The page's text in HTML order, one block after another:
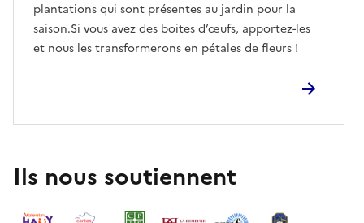
plantations qui sont présentes au jardin pour la
saison.Si vous avez des boites d’œufs, apportez-les
et nous les transformerons en pétales de fleurs !
Ils nous soutiennent